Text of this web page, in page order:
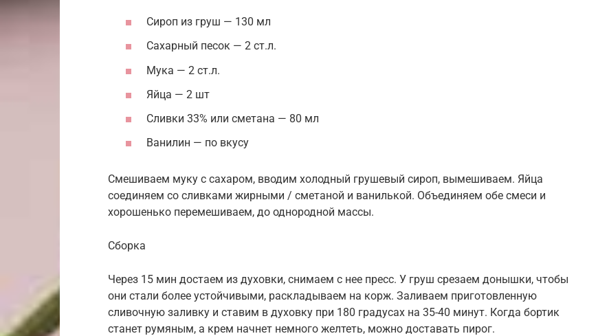
Сироп из груш — 130 мл
Сахарный песок — 2 ст.л.
Мука — 2 ст.л.
Яйца — 2 шт
Сливки 33% или сметана — 80 мл
Ванилин — по вкусу
Смешиваем муку с сахаром, вводим холодный грушевый сироп, вымешиваем. Яйца
соединяем со сливками жирными / сметаной и ванилькой. Объединяем обе смеси и
хорошенько перемешиваем, до однородной массы.
Сборка
Через 15 мин достаем из духовки, снимаем с нее пресс. У груш срезаем донышки, чтобы
они стали более устойчивыми, раскладываем на корж. Заливаем приготовленную
сливочную заливку и ставим в духовку при 180 градусах на 35-40 минут. Когда бортик
станет румяным, а крем начнет немного желтеть, можно доставать пирог.